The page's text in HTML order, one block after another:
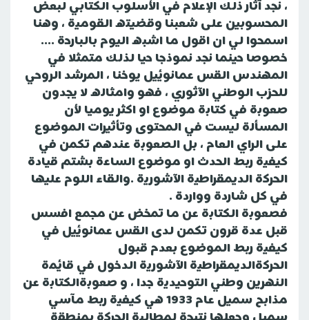
، نجد آثار ذلك الإعلام في الأسلوب الكتابي لبعض
المحسوبين على شعبنا وقضيته القومية ، وهنا
اسمحوا لي ان اقول ما اشبه اليوم بالبارحة ....
خصوصا حينما نجد نموذجا حيا لذلك متمثلا في
المهندس القس عمانوئيل يوخنا ، المرشد الروحي
للحزب الوطني الآثوري ، فهو وامثاله لا يجدون
صعوبة في كتابة موضوع او اكثر يوميا لأن
المسألة ليست في المحتوى وتأثيرات الموضوع
على الراي العام ، بل الصعوبة عندهم تكمن في
كيفية ربط الحدث او موضوع الساعة بشتم قيادة
الحركة الديمقراطية الآشورية .والقاء اللوم عليها
في كل شاردة وواردة .
فصعوبة الكتابة عن ما تمخض عن مجمع افسس
قبل عدة قرون تكمن لدى القس عمانوئيل في
كيفية ربط الموضوع بعدم قبول
الحركةالديمقراطية الآشورية الدخول في قائمة
النهرين وطني التوحيدية جدا ، و صعوبةالكتابة عن
مذابح سميل عام 1933 هي كيفية ربط مآسي